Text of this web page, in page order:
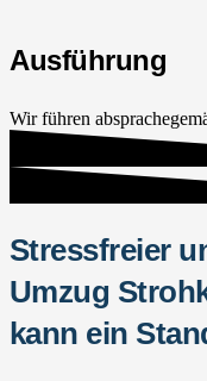
Ausführung
Wir führen
Stressfreier
Umzug
kann ein